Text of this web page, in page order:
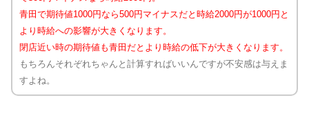
青田で期待値1000円なら500円マイナスだと時給2000円が1000円と
より時給への影響が大きくなります。
閉店近い時の期待値も青田だとより時給の低下が大きくなります。
もちろんそれぞれちゃんと計算すればいいんですが不安感は与えま
すよね。